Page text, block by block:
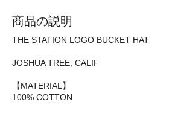
商品の説明
THE STATION LOGO BUCKET HAT
JOSHUA TREE, CALIF
【MATERIAL】
100% COTTON